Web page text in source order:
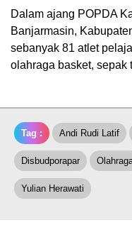
Dalam ajang POPDA
Banjarmasin,
sebanyak 81 atlet
olahraga basket, sepak
Tag : Andi Rudi Latif
Disbudporapar
Yulian Herawati